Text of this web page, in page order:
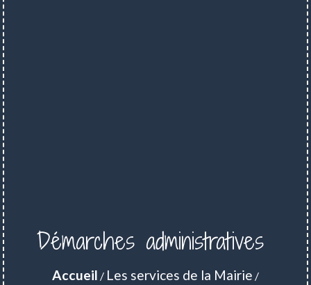
Démarches administratives
Accueil / Les services de la Mairie /